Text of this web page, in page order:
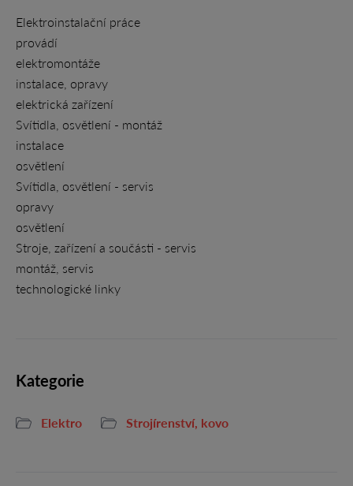
Elektroinstalační práce
provádí
elektromontáže
instalace, opravy
elektrická zařízení
Svítidla, osvětlení - montáž
instalace
osvětlení
Svítidla, osvětlení - servis
opravy
osvětlení
Stroje, zařízení a součásti - servis
montáž, servis
technologické linky
Kategorie
Elektro Strojírenství, kovo